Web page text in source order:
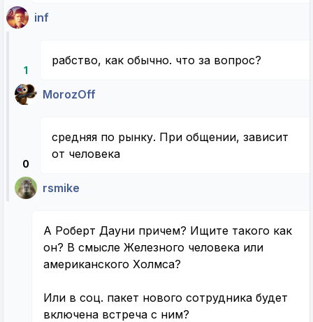
inf
1
рабство, как обычно. что за вопрос?
MorozOff
0
средняя по рынку. При общении, зависит
от человека
rsmike
А Роберт Дауни причем? Ищите такого как
он? В смысле Железного человека или
американского Холмса?
Или в соц. пакет нового сотрудника будет
включена встреча с ним?